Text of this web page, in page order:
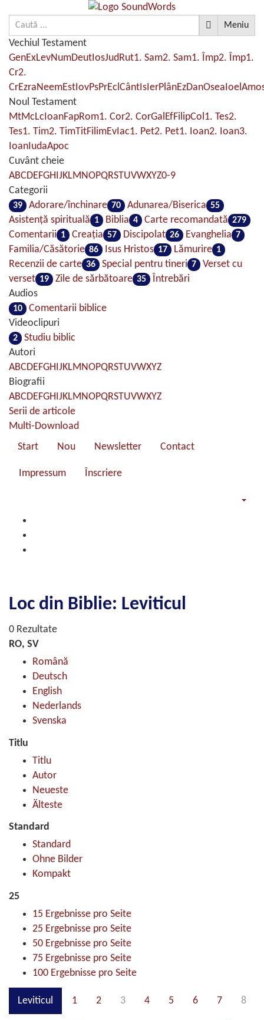
Meniu
Vechiul Testament
GenExLevNumDeutIosJudRut1. Sam2. Sam1. Împ2. Împ1.
Cr2.
CrEzraNeemEstIovPsPrEclCântIsIerPlânEzDanOseaIoel
Noul Testament
MtMcLcIoanFapRom1. Cor2. CorGalEfFilipCol1. Tes2.
Tes1. Tim2. TimTitFilimEvIac1. Pet2. Pet1. Ioan2. Ioan3.
IoanIudaApoc
Cuvânt cheie
ABCDEFGHIJKLMNOPQRSTUVWXYZ0-9
Categorii
39 Adorare/închinare 70 Adunarea/Biserica 55
Asistenţă spirituală 1 Biblia 4 Carte recomandată 279
Comentarii 1 Creaţia 57 Discipolat 26 Evanghelia 7
Familia/Căsătorie 86 Isus Hristos 17 Lămurire 1
Recenzii de carte 36 Special pentru tineri 7
Verset cu
verset 19 Zile de sărbătoare 35
Întrebări
Audios
10
Comentarii biblice
Videoclipuri
2
Studiu biblic
Autori
ABCDEFGHIJKLMNOPQRSTUVWXYZ
Biografii
ABCDEFGHIJKLMNOPQRSTUVWXYZ
Serii de articole
Multi-Download
Start
Nou Newsletter Contact
Impressum Înscriere
Loc din Biblie: Leviticul
0 Rezultate
RO, SV
Română
Deutsch
English
Nederlands
Svenska
Titlu
Titlu
Autor
Neueste
Älteste
Standard
Standard
Ohne Bilder
Kompakt
25
15 Ergebnisse pro Seite
25 Ergebnisse pro Seite
50 Ergebnisse pro Seite
75 Ergebnisse pro Seite
100 Ergebnisse pro Seite
Leviticul 1 2 3 4 5 6 7 8